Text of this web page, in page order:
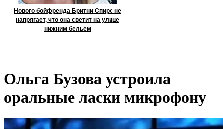
Нового бойфренда Бритни Спирс не
напрягает, что она светит на улице
нижним бельем
Ольга Бузова устроила
оральные ласки микрофону